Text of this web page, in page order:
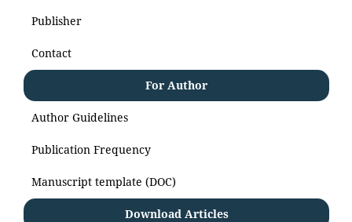
Publisher
Contact
For Author
Author Guidelines
Publication Frequency
Manuscript template (DOC)
Download Articles